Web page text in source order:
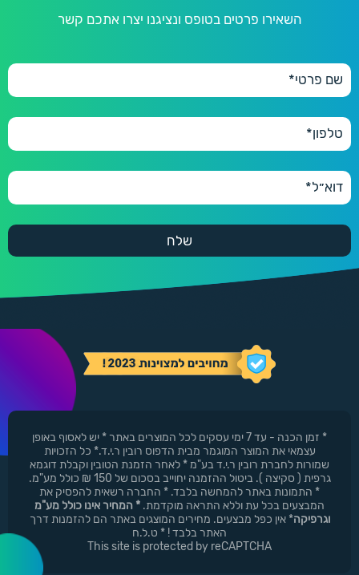
השאירו פרטים בטופס ונציגנו יצרו אתכם קשר
* זמן הכנה - עד 7 ימי עסקים לכל המוצרים באתר * יש לאסוף באופן
עצמאי את המוצר המוגמר מבית הדפוס רובין ר.י.ד.* כל הזכויות
שמורות לחברת רובין ר.י.ד בע"מ * לאחר הזמנת הטובין וקבלת דוגמא
גרפית ( סקיצה ). ביטול ההזמנה יחוייב בסכום של 150 ₪ כולל מע"מ.
* התמונות באתר להמחשה בלבד. * החברה רשאית להפסיק את
המבצעים בכל עת וללא התראה מוקדמת. * המחיר אינו כולל מע"מ
וגרפיקה* אין כפל מבצעים. מחירים המוצגים באתר הם להזמנות דרך
האתר בלבד ! * ט.ל.ח
This site is protected by reCAPTCHA